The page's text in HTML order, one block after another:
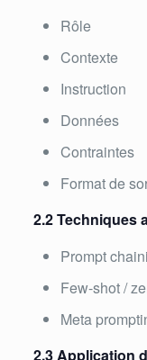
Rôle
Contexte
Instruction
Données
Contraintes
Format de
2.2 Techniques
Prompt
Few-shot /
Meta
2.3 Application